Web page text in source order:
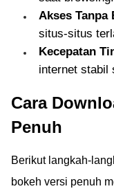
Akses Tanpa
situs-situs
Kecepatan
internet stabil
Cara
Penuh
Berikut langkah-
bokeh versi penuh